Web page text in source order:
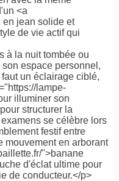
<a
en jean solide et
de vie actif qui
à la nuit tombée ou
espace personnel,
un éclairage ciblé,
lampe-
illuminer son
structurer la
se célèbre lors
festif entre
mouvement en arborant
">banane
d'éclat ultime pour
de conducteur.</p>